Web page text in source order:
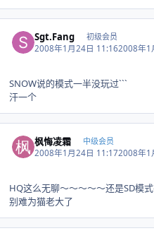
Sgt.Fang 初级会员
2008年1月24日 11:162008年1
SNOW说的模式一半没玩过```
汗一个
枫悔凌霜 中级会员
2008年1月24日 11:172008年1
HQ这么无聊～～～～～还是SD模
别难为猫老大了